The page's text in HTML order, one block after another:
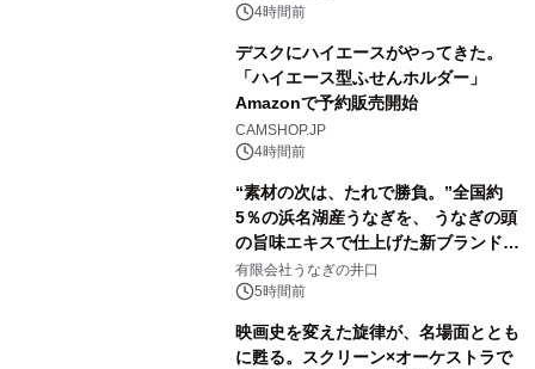
素泊りプラン
4時間前
デスクにハイエースがやってきた。
「ハイエース型ふせんホルダー」
Amazonで予約販売開始
CAMSHOP.JP
4時間前
“素材の次は、たれで勝負。”全国約
5％の浜名湖産うなぎを、 うなぎの頭
の旨味エキスで仕上げた新ブランド
「井口の誉」誕生
有限会社うなぎの井口
5時間前
映画史を変えた旋律が、名場面ととも
に甦る。スクリーン×オーケストラで